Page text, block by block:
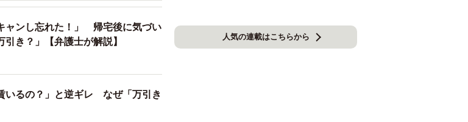
東日本では、「定期券の使用開始
さらにその2倍の増運賃を加えた、
ャンし忘れた！」 帰宅後に気づい
き？」【弁護士が解説】
いるの？」と逆ギレ なぜ「万引き
人気の連載はこちらから